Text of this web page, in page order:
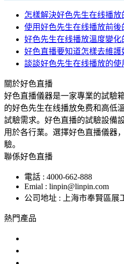
怎樣解決好色先生在线播放
使用好色先生在线播放前後
好色先生在线播放溫度變化
好色直播要知道怎樣去維
談談好色先生在线播放的使
關於好色直播
好色直播儀器是一家專業的試驗
的好色先生在线播放免费和高低
試驗需求。好色直播的試驗設備
用於各行業。選擇好色直播儀器
驗。
聯係好色直播
電話 : 4000-662-888
Emial : linpin@linpin.com
公司地址 : 上海市奉賢區展
熱門產品